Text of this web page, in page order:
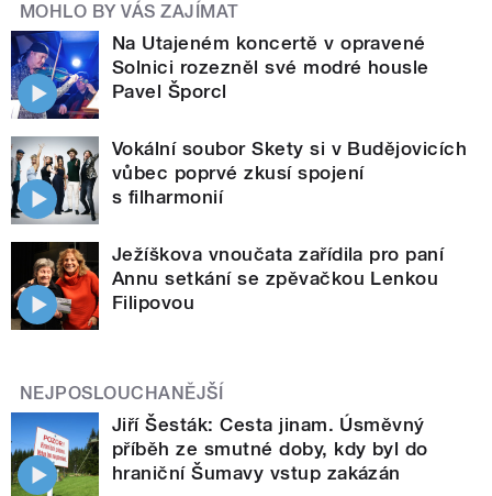
MOHLO BY VÁS ZAJÍMAT
Na Utajeném koncertě v opravené
Solnici rozezněl své modré housle
Pavel Šporcl
Vokální soubor Skety si v Budějovicích
vůbec poprvé zkusí spojení
s filharmonií
Ježíškova vnoučata zařídila pro paní
Annu setkání se zpěvačkou Lenkou
Filipovou
NEJPOSLOUCHANĚJŠÍ
Jiří Šesták: Cesta jinam. Úsměvný
příběh ze smutné doby, kdy byl do
hraniční Šumavy vstup zakázán